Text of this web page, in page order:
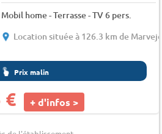
Mobil home - Terrasse - TV 6 pers.
Location située à 126.3 km de
Prix malin
€ + d'infos >